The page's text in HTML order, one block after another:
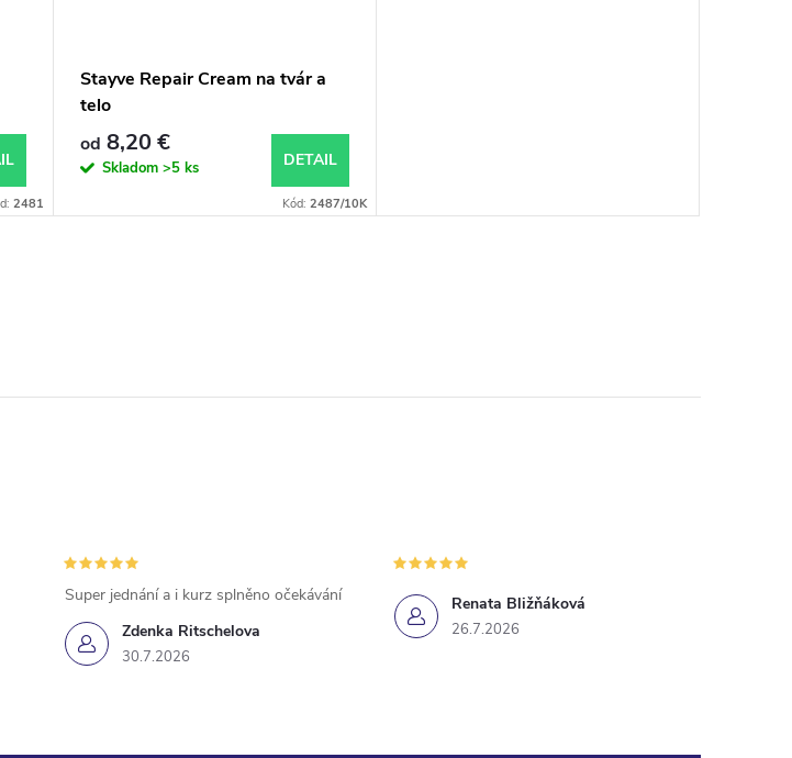
2481
Stayve Repair Cream na tvár a
telo
od 8,20 €
Skladom >5 ks DETAIL
Kód: 2487/10K
Zdenka Ritschelova
30.7.2026
Super jednání a i kurz splněno očekávání Renata Bližňáková
26.7.2026